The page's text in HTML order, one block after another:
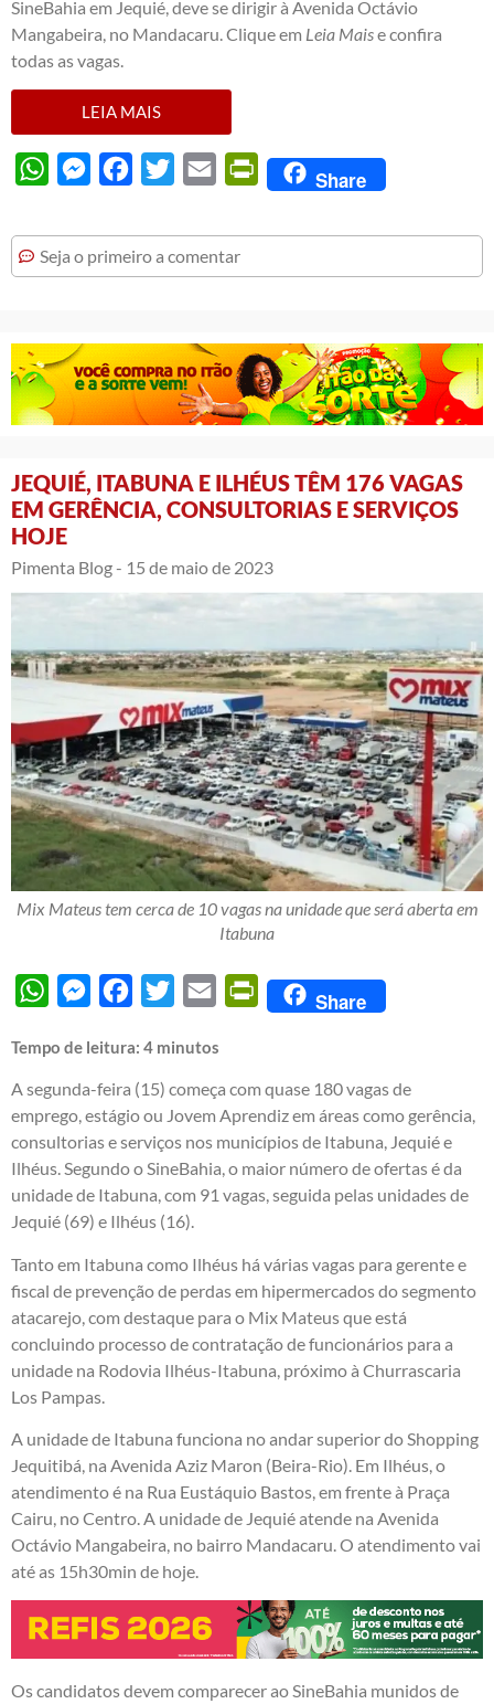
SineBahia em Jequié, deve se dirigir à Avenida Octávio
Mangabeira, no Mandacaru. Clique em Leia Maise confira
todas as vagas.
LEIA MAIS
WhatsAppMessengerFacebook
Twitter Email PrintFriendly
Share
Seja o primeiro a comentar
JEQUIÉ, ITABUNA E ILHÉUS TÊM 176 VAGAS
EM GERÊNCIA, CONSULTORIAS E SERVIÇOS
HOJE
Pimenta Blog - 15 de maio de 2023
Mix Mateus tem cerca de 10 vagas na unidade que será aberta em
Itabuna
WhatsAppMessengerFacebook
Twitter Email PrintFriendly
Share
Tempo de leitura: 4 minutos
A segunda-feira (15) começa com quase 180 vagas de
emprego, estágio ou Jovem Aprendiz em áreas como gerência,
consultorias e serviços nos municípios de Itabuna, Jequié e
Ilhéus. Segundo o SineBahia, o maior número de ofertas é da
unidade de Itabuna, com 91 vagas, seguida pelas unidades de
Jequié (69) e Ilhéus (16).
Tanto em Itabuna como Ilhéus há várias vagas para gerente e
fiscal de prevenção de perdas em hipermercados do segmento
atacarejo, com destaque para o Mix Mateus que está
concluindo processo de contratação de funcionários para a
unidade na Rodovia Ilhéus-Itabuna, próximo à Churrascaria
Los Pampas.
A unidade de Itabuna funciona no andar superior do Shopping
Jequitibá, na Avenida Aziz Maron (Beira-Rio). Em Ilhéus, o
atendimento é na Rua Eustáquio Bastos, em frente à Praça
Cairu, no Centro. A unidade de Jequié atende na Avenida
Octávio Mangabeira, no bairro Mandacaru. O atendimento vai
até as 15h30min de hoje.
Os candidatos devem comparecer ao SineBahia munidos de